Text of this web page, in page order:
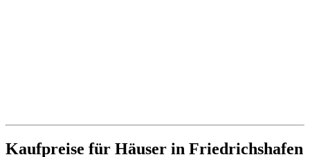
Kaufpreise für Häuser in Friedrichshafen